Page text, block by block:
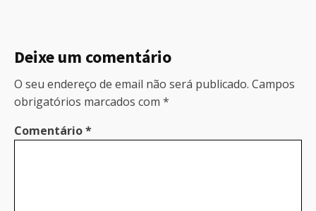
Deixe um comentário
O seu endereço de email não será publicado. Campos
obrigatórios marcados com *
Comentário*